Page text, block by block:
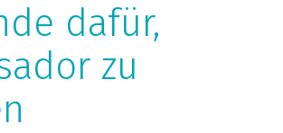
dafür,
zu